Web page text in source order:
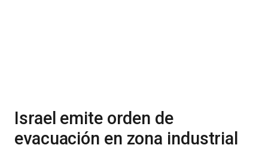
Israel emite orden de
evacuación en zona industrial